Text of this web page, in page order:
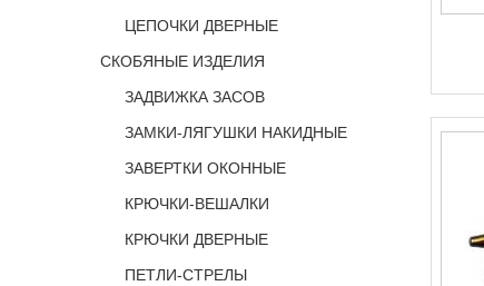
ЦЕПОЧКИ ДВЕРНЫЕ
СКОБЯНЫЕ ИЗДЕЛИЯ
ЗАДВИЖКА ЗАСОВ
ЗАМКИ-ЛЯГУШКИ НАКИДНЫЕ
ЗАВЕРТКИ ОКОННЫЕ
КРЮЧКИ-ВЕШАЛКИ
КРЮЧКИ ДВЕРНЫЕ
ПЕТЛИ-СТРЕЛЫ